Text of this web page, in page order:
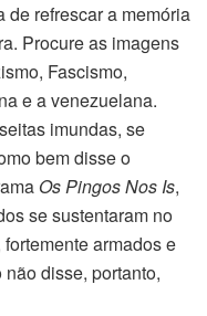
de refrescar a memória
Procure as imagens
Fascismo,
e a venezuelana.
imundas, se
bem disse o
Os Pingos Nos Is,
se sustentaram no
armados e
disse, portanto,